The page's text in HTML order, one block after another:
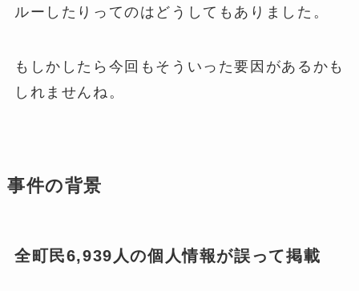
ルーしたりってのはどうしてもありました。
もしかしたら今回もそういった要因があるかも
しれませんね。
事件の背景
全町民6,939人の個人情報が誤って掲載